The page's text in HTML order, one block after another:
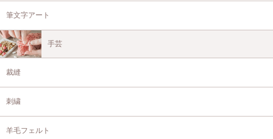
筆文字アート
手芸
裁縫
刺繍
羊毛フェルト